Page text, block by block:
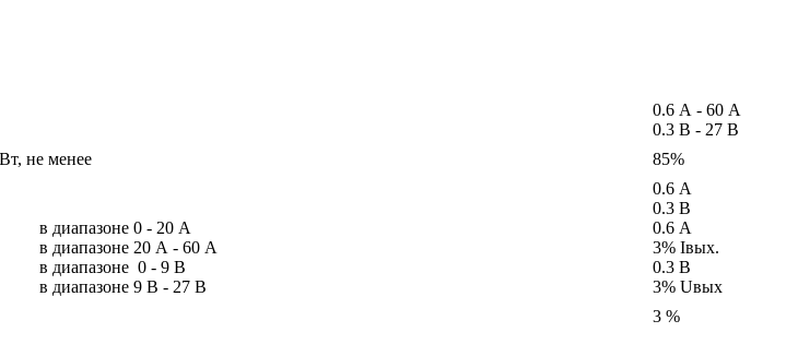
0.6 А - 60 А
0.3 В - 27 В
не менее
85%
0.6 А
0.3 В
в диапазоне 0 - 20 А
0.6 А
в диапазоне 20 А - 60 А
3% Iвых.
в диапазоне 0 - 9 В
0.3 В
в диапазоне 9 В - 27 В
3% Uвых
3 %